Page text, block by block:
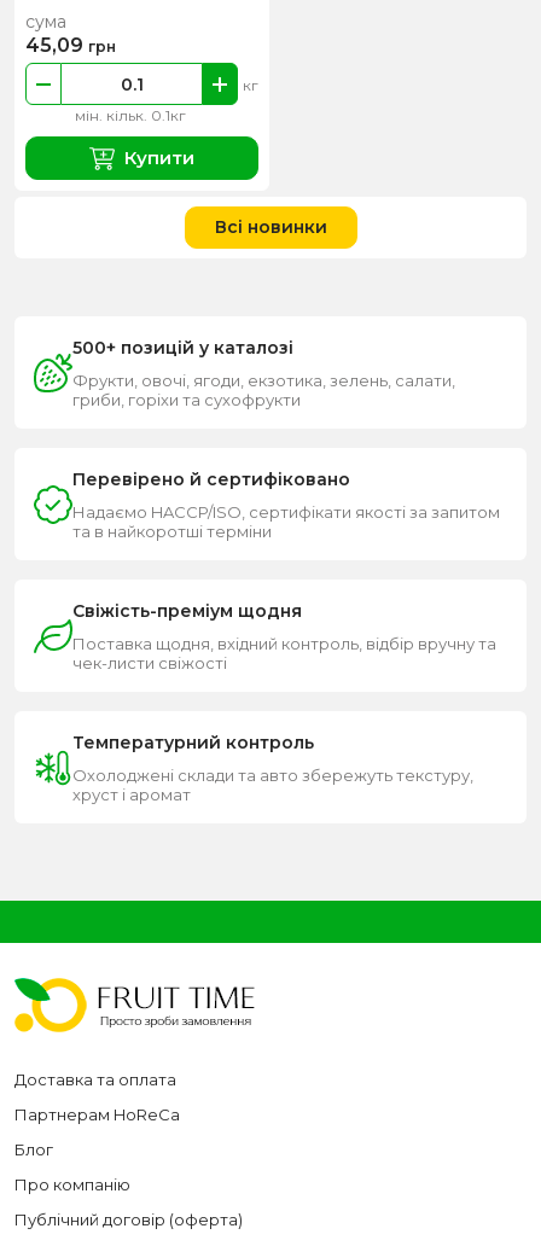
мін. кільк. 0.1кг
кг
сума
45,09 грн
Купити
Всі новинки
500+ позицій у каталозі
Фрукти, овочі, ягоди, екзотика, зелень, салати,
гриби, горіхи та сухофрукти
Перевірено й сертифіковано
Надаємо HACCP/ISO, сертифікати якості за запитом
та в найкоротші терміни
Свіжість-преміум щодня
Поставка щодня, вхідний контроль, відбір вручну та
чек-листи свіжості
Температурний контроль
Охолоджені склади та авто збережуть текстуру,
хруст і аромат
Доставка та оплата
Партнерам HoReCa
Блог
Про компанію
Публічний договір (оферта)